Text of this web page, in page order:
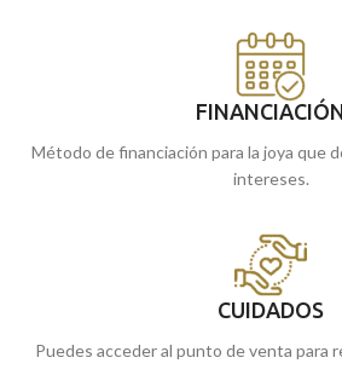
Método de financiación para la joya que
intereses.
CUIDADOS
Puedes acceder al punto de venta para